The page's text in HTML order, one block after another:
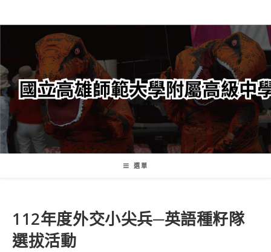
轉
要
內
容
選單
112年度外交小尖兵─英語種籽隊
選拔活動